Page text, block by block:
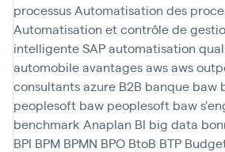
processusAutomatisation des
Automatisation et contrôle de
intelligente SAPautomatisation
automobileavantagesawsaws
consultantsazure B2B banque baw
peoplesoft baw peoplesoft baw
benchmark Anaplan BI big data
BPI BPM BPMN BPO BtoB BTP